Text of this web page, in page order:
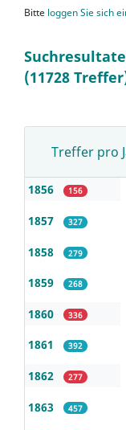
Bitte loggen Sie sich
(11728
Treffer pro
1856 156
1857 327
1858 279
1859 268
1860 336
1861 392
1862 277
1863 457